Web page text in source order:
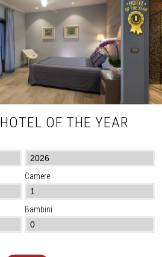
HOTEL OF THE YEAR
Camere
Bambini